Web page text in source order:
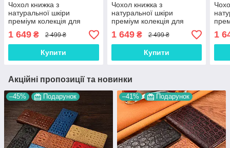
Чохол книжка з
натуральної шкіри
преміум колекція для
OnePlus 7T Pro
"SIGNATURE"
1 649 ₴ 2 499 ₴
Купити
Чохол книжка з
натуральної шкіри
преміум колекція для
OnePlus 8T "SIGNATURE"
1 649₴ 2 499 ₴
Купити
1
Акційні пропозиції та новинки
–45% Подарунок –41% Подарунок